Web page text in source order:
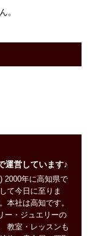
。
運営しています♪
2000年に高知県で
て今日に至りま
本社は高知です。
ー・ジュエリーの
教室・レッスンも